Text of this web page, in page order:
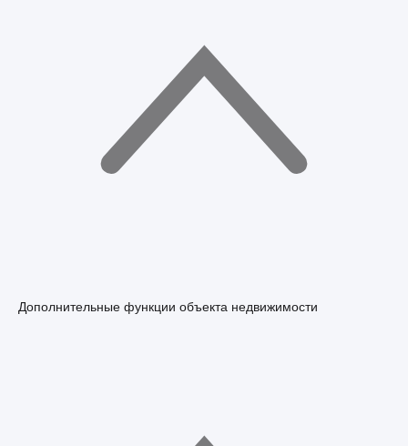
Дополнительные функции объекта недвижимости